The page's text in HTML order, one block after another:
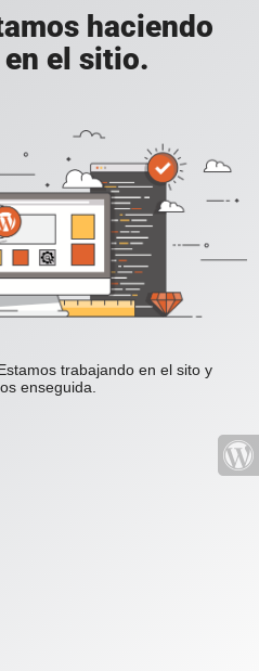
haciendo
el sitio.
trabajando en el sito y
enseguida.